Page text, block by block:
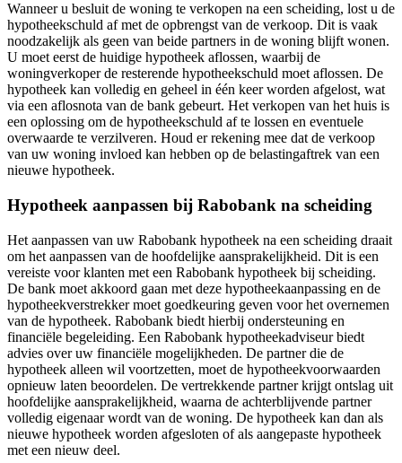
Wanneer u besluit de woning te verkopen na een scheiding, lost u de
hypotheekschuld af met de opbrengst van de verkoop. Dit is vaak
noodzakelijk als geen van beide partners in de woning blijft wonen.
U moet eerst de huidige hypotheek aflossen, waarbij de
woningverkoper de resterende hypotheekschuld moet aflossen. De
hypotheek kan volledig en geheel in één keer worden afgelost, wat
via een aflosnota van de bank gebeurt. Het verkopen van het huis is
een oplossing om de hypotheekschuld af te lossen en eventuele
overwaarde te verzilveren. Houd er rekening mee dat de verkoop
van uw woning invloed kan hebben op de belastingaftrek van een
nieuwe hypotheek.
Hypotheek aanpassen bij Rabobank na scheiding
Het aanpassen van uw Rabobank hypotheek na een scheiding draait
om het aanpassen van de hoofdelijke aansprakelijkheid. Dit is een
vereiste voor klanten met een Rabobank hypotheek bij scheiding.
De bank moet akkoord gaan met deze hypotheekaanpassing en de
hypotheekverstrekker moet goedkeuring geven voor het overnemen
van de hypotheek. Rabobank biedt hierbij ondersteuning en
financiële begeleiding. Een Rabobank hypotheekadviseur biedt
advies over uw financiële mogelijkheden. De partner die de
hypotheek alleen wil voortzetten, moet de hypotheekvoorwaarden
opnieuw laten beoordelen. De vertrekkende partner krijgt ontslag uit
hoofdelijke aansprakelijkheid, waarna de achterblijvende partner
volledig eigenaar wordt van de woning. De hypotheek kan dan als
nieuwe hypotheek worden afgesloten of als aangepaste hypotheek
met een nieuw deel.